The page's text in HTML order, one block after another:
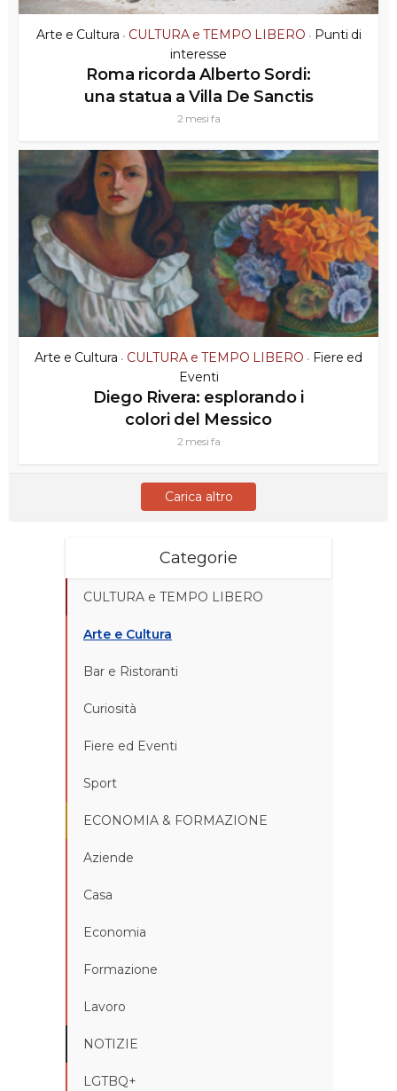
Arte e Cultura • CULTURA e TEMPO LIBERO • Punti di
interesse
Roma ricorda Alberto Sordi:
una statua a Villa De Sanctis
2 mesi fa
Arte e Cultura • CULTURA e TEMPO LIBERO • Fiere ed
Eventi
Diego Rivera: esplorando i
colori del Messico
2 mesi fa
Carica altro
Categorie
CULTURA e TEMPO LIBERO
Arte e Cultura
Bar e Ristoranti
Curiosità
Fiere ed Eventi
Sport
ECONOMIA & FORMAZIONE
Aziende
Casa
Economia
Formazione
Lavoro
NOTIZIE
LGTBQ+